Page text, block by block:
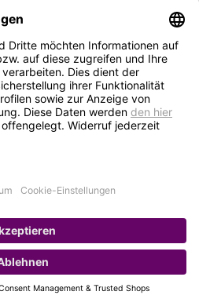
und abonnieren Sie
Abonnieren